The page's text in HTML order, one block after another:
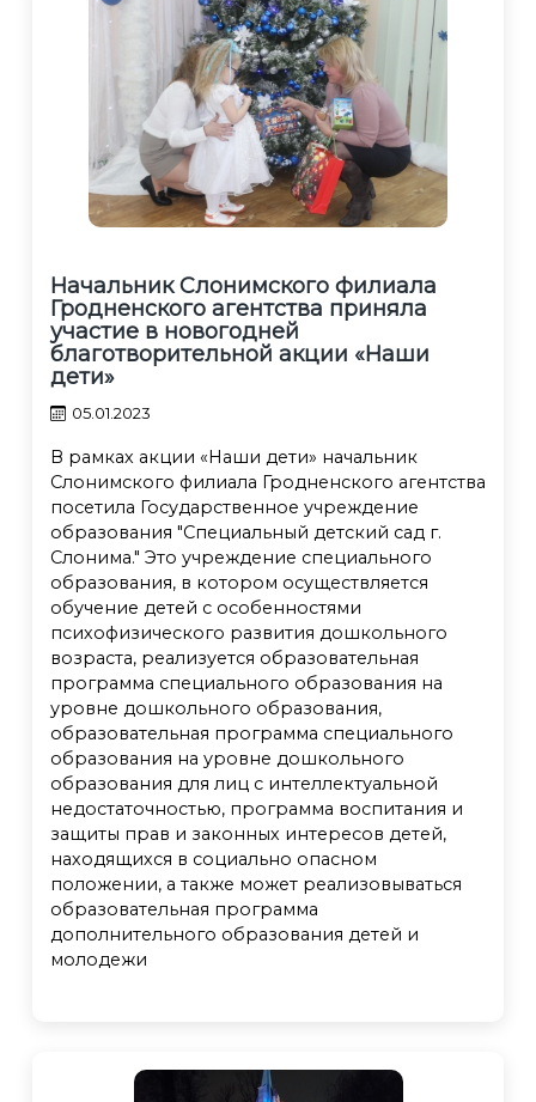
Начальник Слонимского филиала
Гродненского агентства приняла
участие в новогодней
благотворительной акции «Наши
дети»
05.01.2023
В рамках акции «Наши дети» начальник
Слонимского филиала Гродненского агентства
посетила Государственное учреждение
образования "Специальный детский сад г.
Слонима." Это учреждение специального
образования, в котором осуществляется
обучение детей с особенностями
психофизического развития дошкольного
возраста, реализуется образовательная
программа специального образования на
уровне дошкольного образования,
образовательная программа специального
образования на уровне дошкольного
образования для лиц с интеллектуальной
недостаточностью, программа воспитания и
защиты прав и законных интересов детей,
находящихся в социально опасном
положении, а также может реализовываться
образовательная программа
дополнительного образования детей и
молодежи